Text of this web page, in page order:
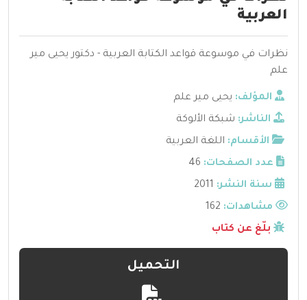
العربية
نظرات في موسوعة قواعد الكتابة العربية - دكتور يحيى مير
علم
المؤلف: يحيى مير علم
الناشر: شبكة الألوكة
الأقسام: اللغة العربية
عدد الصفحات: 46
سنة النشر: 2011
مشاهدات:
بلّغ عن كتاب
التحميل